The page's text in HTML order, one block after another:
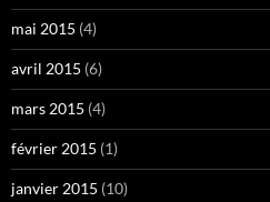
mai 2015 (4)
avril 2015 (6)
mars 2015 (4)
février 2015 (1)
janvier 2015 (10)